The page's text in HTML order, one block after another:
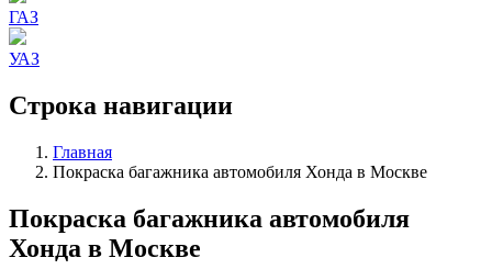
ГАЗ
УАЗ
Строка навигации
Главная
Покраска багажника автомобиля Хонда в Москве
Покраска багажника автомобиля
Хонда в Москве